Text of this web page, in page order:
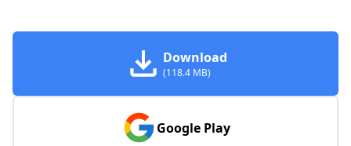
Download
(118.4 MB)
Google Play